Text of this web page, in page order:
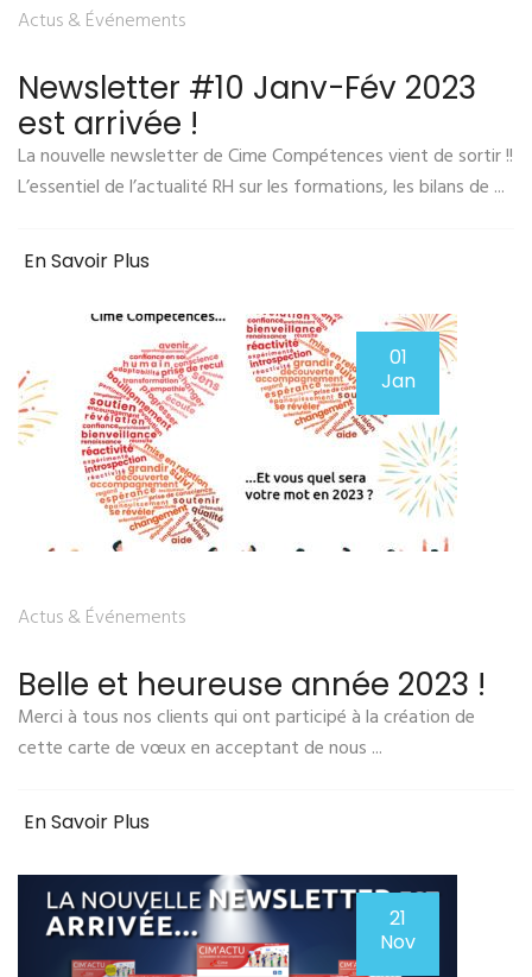
Actus & Événements
Newsletter #10 Janv-Fév 2023
est arrivée !
La nouvelle newsletter de Cime Compétences vient de sortir !!
L’essentiel de l’actualité RH sur les formations, les bilans de ...
En Savoir Plus
01
Jan
Actus & Événements
Belle et heureuse année 2023 !
Merci à tous nos clients qui ont participé à la création de
cette carte de vœux en acceptant de nous ...
En Savoir Plus
21
Nov